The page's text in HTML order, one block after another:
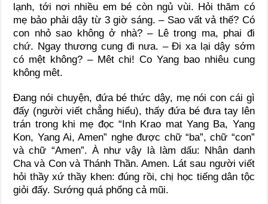
lạnh, tới nơi nhiều em bé còn ngủ vùi. Hỏi thăm có
mẹ bảo phải dậy từ 3 giờ sáng. – Sao vất vả thế? Có
con nhỏ sao không ở nhà? – Lê trong ma, phai đi
chứ. Ngay thương cung đi nưa. – Đi xa lại dậy sớm
có mệt không? – Mêt chi! Co Yang bao nhiêu cung
không mêt.
Đang nói chuyện, đứa bé thức dậy, mẹ nói con cái gì
đấy (người viết chẳng hiểu), thấy đứa bé đưa tay lên
trán trong khi mẹ đọc “Inh Krao mat Yang Ba, Yang
Kon, Yang Ai, Amen” nghe được chữ “ba”, chữ “con”
và chữ “Amen”. À như vậy là làm dấu: Nhân danh
Cha và Con và Thánh Thần. Amen. Lát sau người viết
hỏi thầy xứ thầy khen: đúng rồi, chị học tiếng dân tộc
giỏi đấy. Sướng quá phổng cả mũi.